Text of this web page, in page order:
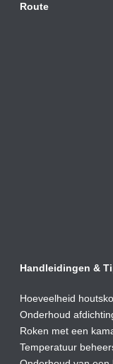
Route
Handleidingen &
Hoeveelheid
Onderhoud afdic
Roken met een
Temperatuur